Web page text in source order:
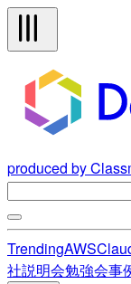
produced by
TrendingAWS
社説明会勉強会事